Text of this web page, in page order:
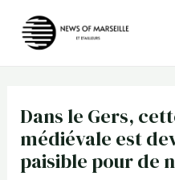
Dans le Gers,
médiévale est
paisible pour de